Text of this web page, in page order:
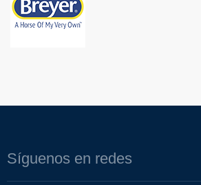
Síguenos en redes